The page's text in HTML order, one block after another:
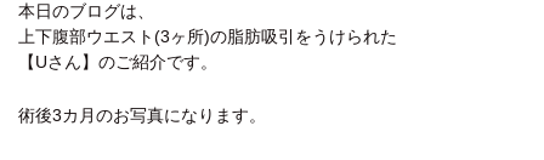
本日のブログは、
上下腹部ウエスト(3ヶ所)の脂肪吸引をうけられた
【Uさん】のご紹介です。
術後3カ月のお写真になります。